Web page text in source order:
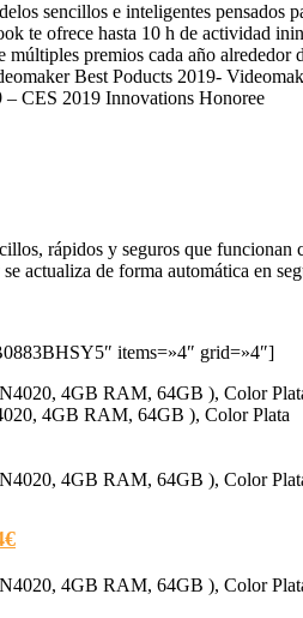
sencillos e inteligentes
te ofrece hasta 10 h de actividad
premios cada año
Best Poducts 2019-
CES 2019 Innovations Honoree
rápidos y seguros que
actualiza de forma automática en
items=»4″ grid=»4″]
4GB RAM, 64GB ), Color Plata